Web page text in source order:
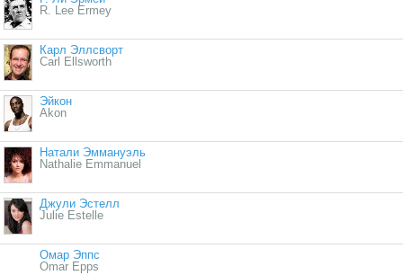
R. Lee Ermey
Карл Эллсворт
Carl Ellsworth
Эйкон
Akon
Натали Эммануэль
Nathalie Emmanuel
Джули Эстелл
Julie Estelle
Омар Эппс
Omar Epps